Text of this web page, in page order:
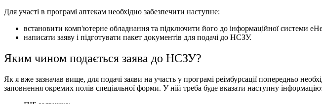
Для участі в програмі аптекам необхідно забезпечити наступне:
встановити комп'ютерне обладнання та підключити його до інформаційної системи
написати заяву і підготувати пакет документів для подачі до НСЗУ.
Яким чином подається заява до НСЗУ?
Як я вже зазначав вище, для подачі заяви на участь у програмі реімбурсації попередньо
заповнення окремих полів спеціальної форми. У ній треба буде вказати наступну інформацію: